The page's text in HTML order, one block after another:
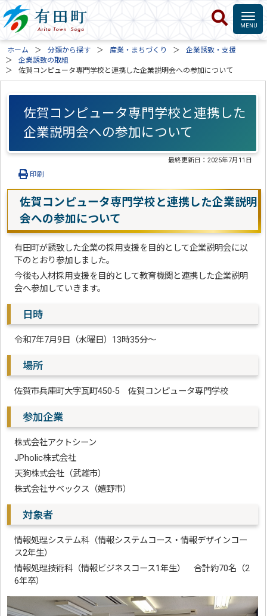
ホーム 分類から探す 産業・まちづくり
企業誘致・支援
企業誘致の取組
佐賀コンピュータ専門学校と連携した企業説明会への参加について
佐賀コンピュータ専門学校と連携した
企業説明会への参加について
最終更新日：2025年7月11日
印刷
佐賀コンピュータ専門学校と連携した企業説明
会への参加について
有田町が誘致した企業の採用支援を目的として企業説明会に以
下のとおり参加しました。
今後も人材採用支援を目的として教育機関と連携した企業説明
会へ参加していきます。
日時
令和7年7月9日（水曜日）13時35分～
場所
佐賀市兵庫町大字瓦町450-5 佐賀コンピュータ専門学校
参加企業
株式会社アクトシーン
JPholic株式会社
天狗株式会社（武雄市）
株式会社サベックス（嬉野市）
対象者
情報処理システム科（情報システムコース・情報デザインコー
ス2年生）
情報処理技術科（情報ビジネスコース1年生） 合計約70名（2
6年卒）